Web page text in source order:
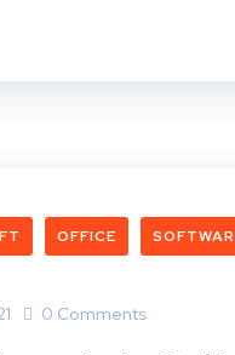
OFFICE
0 Comments